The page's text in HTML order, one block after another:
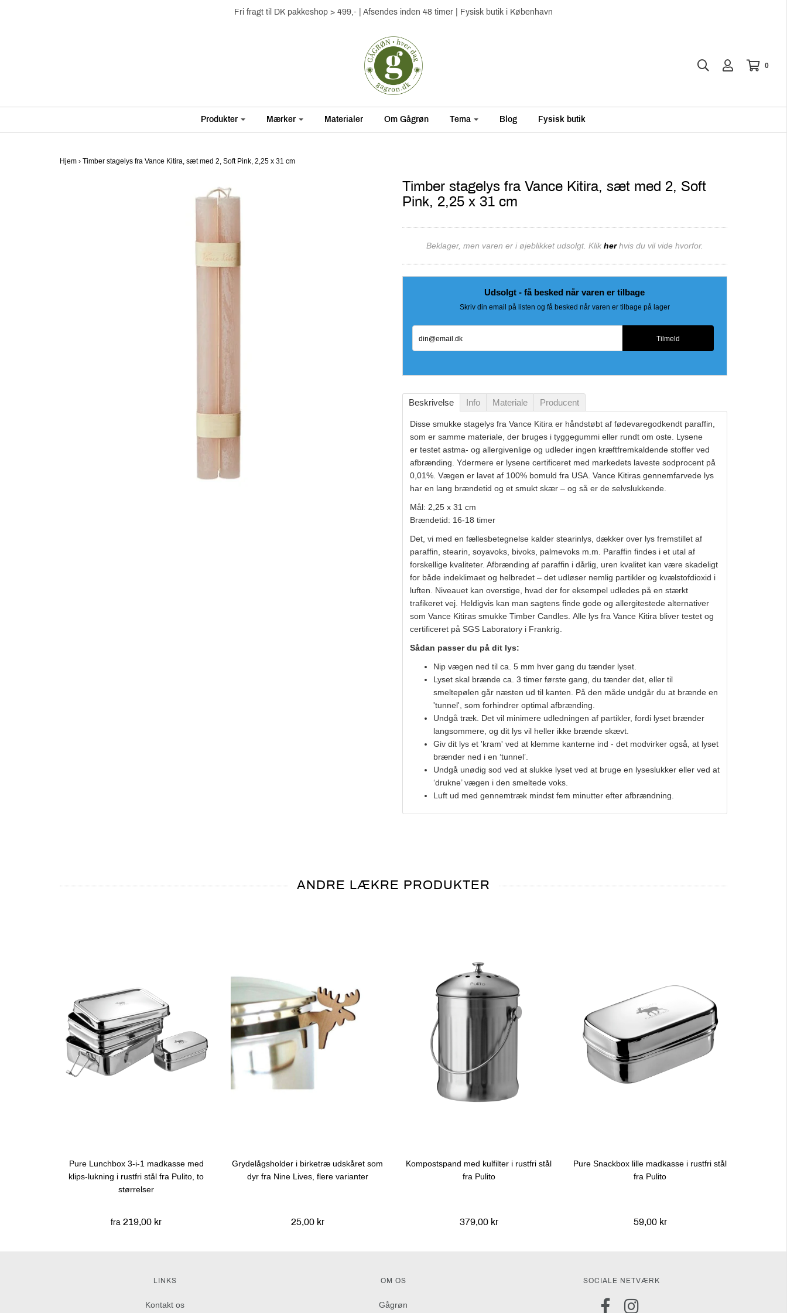
Fri fragt til DK pakkeshop > 499,- | Afsendes inden 48 timer | Fysisk butik i København
0
Produkter Mærker Materialer Om Gågrøn Tema Blog Fysisk butik
Hjem › Timber stagelys fra Vance Kitira, sæt med 2, Soft Pink, 2,25 x 31 cm
Timber stagelys fra Vance Kitira, sæt med 2, Soft
Pink, 2,25 x 31 cm
Beklager, men varen er i øjeblikket udsolgt. Klik herhvis du vil vide hvorfor.
Udsolgt - få besked når varen er tilbage
Skriv din email på listen og få besked når varen er tilbage på lager
Tilmeld
Beskrivelse Info Materiale Producent
Disse smukke stagelys fra Vance Kitira er håndstøbt af fødevaregodkendt paraffin,
som er samme materiale, der bruges i tyggegummi eller rundt om oste. Lysene
er testet astma- og allergivenlige og udleder ingen kræftfremkaldende stoffer ved
afbrænding. Ydermere er lysene certificeret med markedets laveste sodprocent på
0,01%. Vægen er lavet af 100% bomuld fra USA. Vance Kitiras gennemfarvede lys
har en lang brændetid og et smukt skær – og så er de selvslukkende.
Mål: 2,25 x 31 cm
Brændetid: 16-18 timer
Det, vi med en fællesbetegnelse kalder stearinlys, dækker over lys fremstillet af
paraffin, stearin, soyavoks, bivoks, palmevoks m.m. Paraffin findes i et utal af
forskellige kvaliteter. Afbrænding af paraffin i dårlig, uren kvalitet kan være skadeligt
for både indeklimaet og helbredet – det udløser nemlig partikler og kvælstofdioxid i
luften. Niveauet kan overstige, hvad der for eksempel udledes på en stærkt
trafikeret vej. Heldigvis kan man sagtens finde gode og allergitestede alternativer
som Vance Kitiras smukke Timber Candles. Alle lys fra Vance Kitira bliver testet og
certificeret på SGS Laboratory i Frankrig.
Sådan passer du på dit lys:
Nip vægen ned til ca. 5 mm hver gang du tænder lyset.
Lyset skal brænde ca. 3 timer første gang, du tænder det, eller til
smeltepølen går næsten ud til kanten. På den måde undgår du at brænde en
'tunnel', som forhindrer optimal afbrænding.
Undgå træk. Det vil minimere udledningen af partikler, fordi lyset brænder
langsommere, og dit lys vil heller ikke brænde skævt.
Giv dit lys et 'kram' ved at klemme kanterne ind - det modvirker også, at lyset
brænder ned i en ‘tunnel’.
Undgå unødig sod ved at slukke lyset ved at bruge en lyseslukker eller ved at
‘drukne’ vægen i den smeltede voks.
Luft ud med gennemtræk mindst fem minutter efter afbrændning.
ANDRE LÆKRE PRODUKTER
Pure Lunchbox 3-i-1 madkasse med
klips-lukning i rustfri stål fra Pulito, to
størrelser
fra 219,00 kr
Grydelågsholder i birketræ udskåret som
dyr fra Nine Lives, flere varianter
25,00 kr
Kompostspand med kulfilter i rustfri stål
fra Pulito
379,00 kr
Pure Snackbox lille madkasse i rustfri stål
fra Pulito
59,00 kr
LINKS
Kontakt os
OM OS
Gågrøn
SOCIALE NETVÆRK